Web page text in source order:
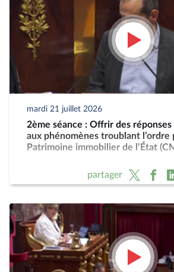
mardi 21 juillet 2026
2ème séance : Offrir des
aux phénomènes troublant l’ordre
Patrimoine immobilier de l’État
partager